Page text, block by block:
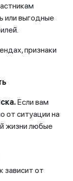
или выгодные
признаки
Если вам
от ситуации на
жизни любые
зависит от